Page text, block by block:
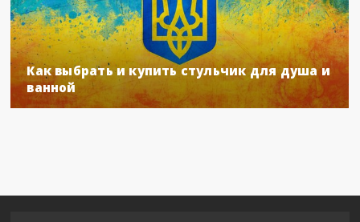
Как выбрать и купить стульчик для душа и
ванной